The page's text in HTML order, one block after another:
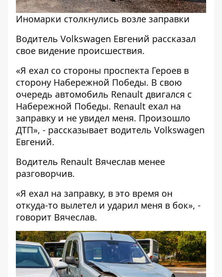
Иномарки столкнулись возле заправки
Водитель Volkswagen Евгений рассказал
свое видение происшествия.
«Я ехал со стороны проспекта Героев в
сторону Набережной Победы. В свою
очередь автомобиль Renault двигался с
Набережной Победы. Renault ехал на
заправку и не увидел меня. Произошло
ДТП», - рассказывает водитель Volkswagen
Евгений.
Водитель Renault Вячеслав менее
разговорчив.
«Я ехал на заправку, в это время он
откуда-то вылетел и ударил меня в бок», -
говорит Вячеслав.